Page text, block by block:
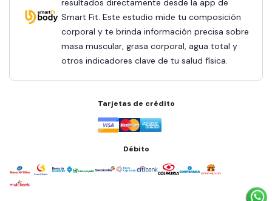
resultados directamente desde la app de
Smart Fit. Este estudio mide tu composición
corporal y te brinda información precisa sobre
masa muscular, grasa corporal, agua total y
otros indicadores clave de tu salud física.
Tarjetas de crédito
Débito